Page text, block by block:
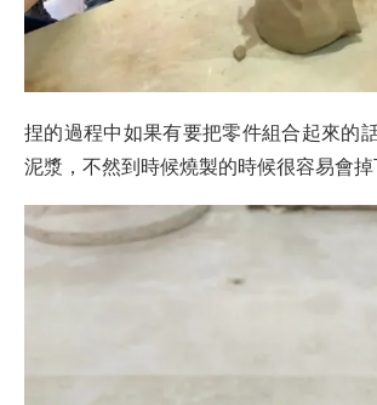
捏的過程中如果有要把零件組合起來的
泥漿，不然到時候燒製的時候很容易會掉